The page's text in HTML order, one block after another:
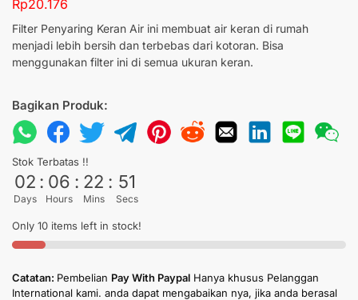
Rp20.176
Filter Penyaring Keran Air ini membuat air keran di rumah
menjadi lebih bersih dan terbebas dari kotoran. Bisa
menggunakan filter ini di semua ukuran keran.
Bagikan Produk:
Stok Terbatas !!
02
Days
: 06
Hours
: 22
Mins
: 50
Secs
Only 10 items left in stock!
Catatan: Pembelian Pay With Paypal Hanya khusus Pelanggan
International kami. anda dapat mengabaikan nya, jika anda berasal